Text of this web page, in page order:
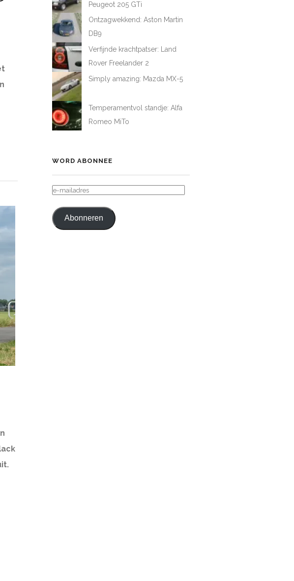
Peugeot 205 GTi
Ontzagwekkend: Aston Martin
DB9
Verfijnde krachtpatser: Land
Rover Freelander 2
Simply amazing: Mazda MX-5
Temperamentvol standje: Alfa
Romeo MiTo
WORD ABONNEE
E-
Abonneren